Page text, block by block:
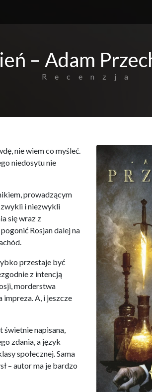
– Adam
Recenzja
nie wiem co myśleć.
niedosytu nie
prowadzącym
zwykli i niezwykli
się wraz z
Rosjan dalej na
przestaje być
z intencją
morderstwa
A, i jeszcze
świetnie napisana,
zdania, a język
społecznej. Sama
– autor ma je bardzo